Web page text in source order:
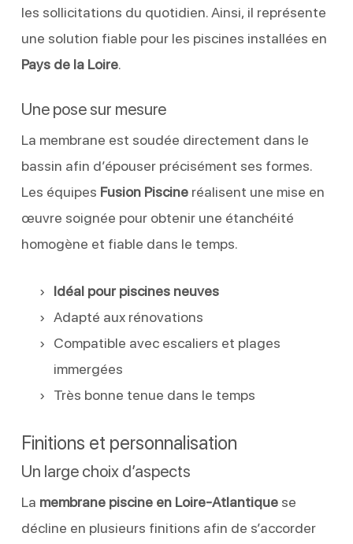
les sollicitations du quotidien. Ainsi, il représente
une solution fiable pour les piscines installées en
Pays de la Loire.
Une pose sur mesure
La membrane est soudée directement dans le
bassin afin d’épouser précisément ses formes.
Les équipes Fusion Piscineréalisent une mise en
œuvre soignée pour obtenir une étanchéité
homogène et fiable dans le temps.
Idéal pour piscines neuves
Adapté aux rénovations
Compatible avec escaliers et plages
immergées
Très bonne tenue dans le temps
Finitions et personnalisation
Un large choix d’aspects
La membrane piscine en Loire-Atlantiquese
décline en plusieurs finitions afin de s’accorder